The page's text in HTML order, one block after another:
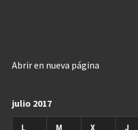
Abrir en nueva página
julio 2017
L M X J